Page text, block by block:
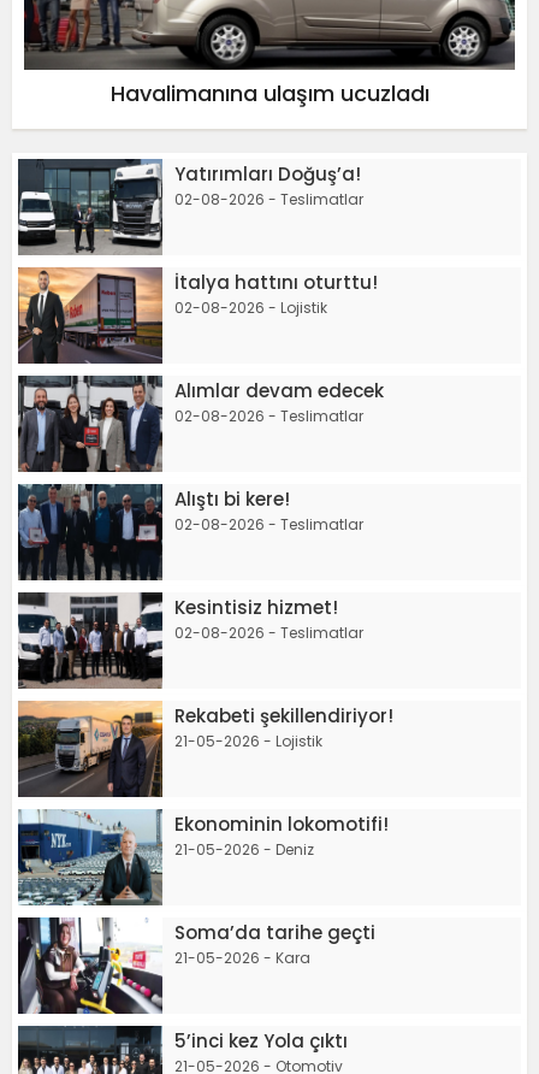
Havalimanına ulaşım ucuzladı
Yatırımları Doğuş’a!
02-08-2026 - Teslimatlar
İtalya hattını oturttu!
02-08-2026 - Lojistik
Alımlar devam edecek
02-08-2026 - Teslimatlar
Alıştı bi kere!
02-08-2026 - Teslimatlar
Kesintisiz hizmet!
02-08-2026 - Teslimatlar
Rekabeti şekillendiriyor!
21-05-2026 - Lojistik
Ekonominin lokomotifi!
21-05-2026 - Deniz
Soma’da tarihe geçti
21-05-2026 - Kara
5’inci kez Yola çıktı
21-05-2026 - Otomotiv